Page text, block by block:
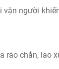
người
rào chắn, lao